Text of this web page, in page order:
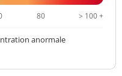
80 > 100 +
anormale